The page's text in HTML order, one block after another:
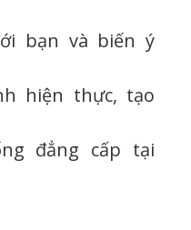
bạn và biến ý
hiện thực, tạo
đẳng cấp tại